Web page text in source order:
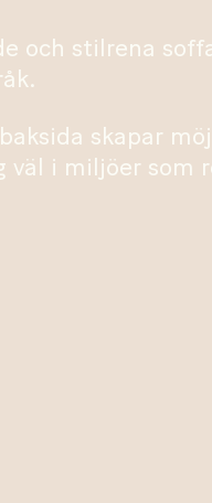
och stilrena
skapar
väl i miljöer som